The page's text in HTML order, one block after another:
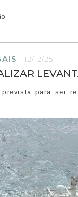
-12/12/25
prevista para ser